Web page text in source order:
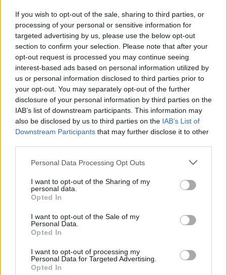
If you wish to opt-out of the sale, sharing to third parties, or
processing of your personal or sensitive information for
targeted advertising by us, please use the below opt-out
section to confirm your selection. Please note that after your
opt-out request is processed you may continue seeing
interest-based ads based on personal information utilized by
us or personal information disclosed to third parties prior to
your opt-out. You may separately opt-out of the further
disclosure of your personal information by third parties on the
IAB’s list of downstream participants. This information may
also be disclosed by us to third parties on the IAB’s List of
Downstream Participants that may further disclose it to other
Personal Data Processing Opt Outs
I want to opt-out of the Sharing of my
personal data.
Opted In
I want to opt-out of the Sale of my
Personal Data.
Opted In
I want to opt-out of processing my
Personal Data for Targeted Advertising.
Opted In
Atpažįstate? Parašykite mums žinutę“, –
socialiniame tinkle ragino GGI.
Vilniaus apskr. VPK Komunikacijos poskyrio
vedėja Julija Samorokovskaja portalui lrytas.lt
pranešė, kad įvykis policijai žinomas, dėl jo
pradėtas tyrimas.
„Soc. tinkle paplitęs vaizdo įrašas, kuriame
sulaukė pareigūnų dėmesio. Dėl šio įvykio
policijos pareigūnai pradėjo administracinę
teiseną dėl žiauraus elgesio su laukiniu
gyvūnu. Vyksta aplinkybių tikslinimas. Vyro
asmenybė kol kas nenustatyta“, – sakė